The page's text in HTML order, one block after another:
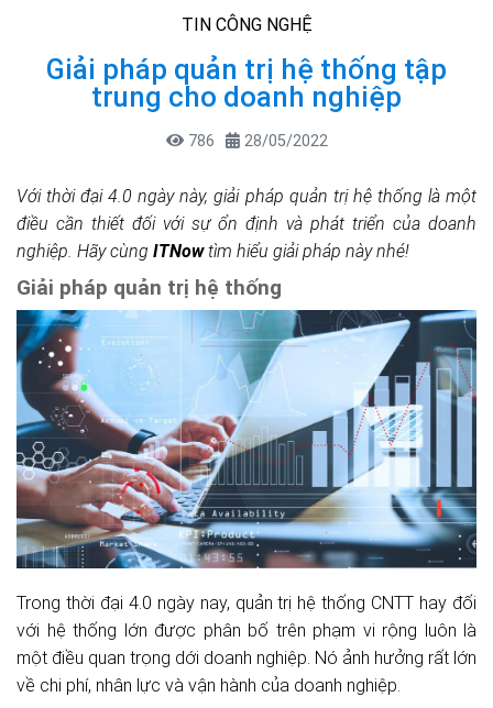
TIN CÔNG NGHỆ
Giải pháp quản trị hệ thống tập
trung cho doanh nghiệp
786 28/05/2022
Với thời đại 4.0 ngày này, giải pháp quản trị hệ thống là một
điều cần thiết đối với sự ổn định và phát triển của doanh
nghiệp. Hãy cùng ITNowtìm hiểu giải pháp này nhé!
Giải pháp quản trị hệ thống
Trong thời đại 4.0 ngày nay, quản trị hệ thống CNTT hay đối
với hệ thống lớn được phân bố trên phạm vi rộng luôn là
một điều quan trọng dới doanh nghiệp. Nó ảnh hưởng rất lớn
về chi phí, nhân lực và vận hành của doanh nghiệp.